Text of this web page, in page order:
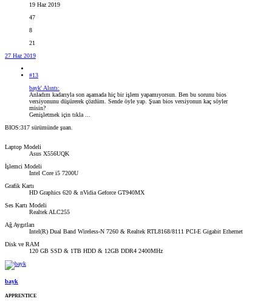
19 Haz 2019
47
8
21
27 Haz 2019
#13
bayk' Alıntı:
Anladım kadarıyla son aşamada hiç bir işlem yapamıyorsun. Ben bu sorunu bios
versiyonunu düşürerek çözdüm. Sende öyle yap. Şuan bios versiyonun kaç söyler
misin?
Genişletmek için tıkla ...
BIOS:317 sürümünde şuan.
Laptop Modeli
Asus X556UQK
İşlemci Modeli
Intel Core i5 7200U
Grafik Kartı
HD Graphics 620 & nVidia Geforce GT940MX
Ses Kartı Modeli
Realtek ALC255
Ağ Aygıtları
Intel(R) Dual Band Wireless-N 7260 & Realtek RTL8168/8111 PCI-E Gigabit Ethernet
Disk ve RAM
120 GB SSD & 1TB HDD & 12GB DDR4 2400MHz
bayk
APPRENTICE